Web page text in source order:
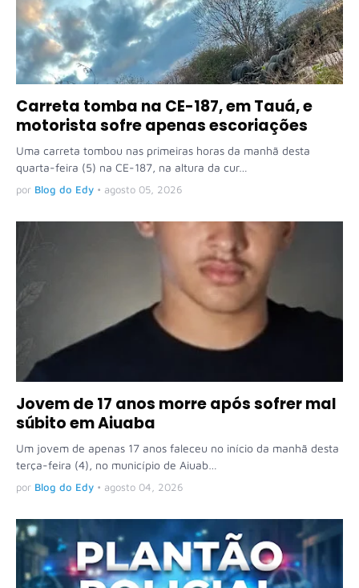
Carreta tomba na CE-187, em Tauá, e
motorista sofre apenas escoriações
Uma carreta tombou nas primeiras horas da manhã desta
quarta-feira (5) na CE-187, na altura da cur…
por Blog do Edy • agosto 05, 2026
Jovem de 17 anos morre após sofrer mal
súbito em Aiuaba
Um jovem de apenas 17 anos faleceu no início da manhã desta
terça-feira (4), no município de Aiuab…
por Blog do Edy • agosto 04, 2026